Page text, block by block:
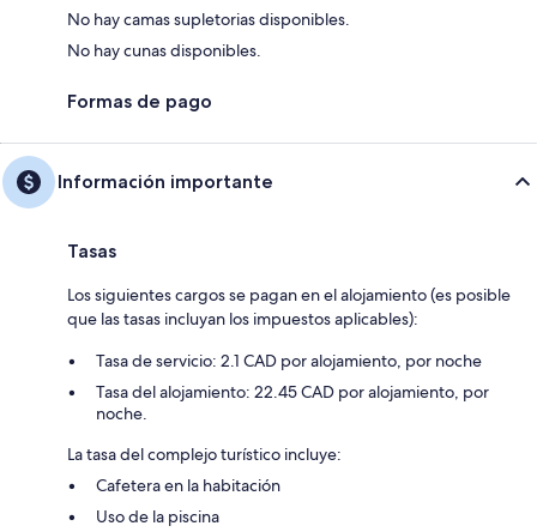
No hay camas supletorias disponibles.
No hay cunas disponibles.
Formas de pago
Información importante
Tasas
Los siguientes cargos se pagan en el alojamiento (es posible
que las tasas incluyan los impuestos aplicables):
Tasa de servicio: 2.1 CAD por alojamiento, por noche
Tasa del alojamiento: 22.45 CAD por alojamiento, por
noche.
La tasa del complejo turístico incluye:
Cafetera en la habitación
Uso de la piscina